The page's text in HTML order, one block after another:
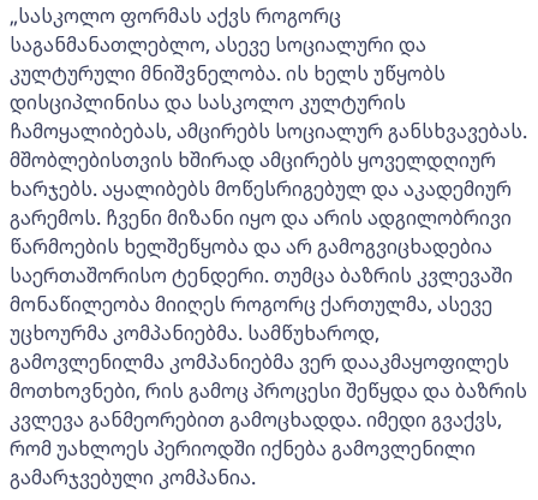
„სასკოლო ფორმას აქვს როგორც
საგანმანათლებლო, ასევე სოციალური და
კულტურული მნიშვნელობა. ის ხელს უწყობს
დისციპლინისა და სასკოლო კულტურის
ჩამოყალიბებას, ამცირებს სოციალურ განსხვავებას.
მშობლებისთვის ხშირად ამცირებს ყოველდღიურ
ხარჯებს. აყალიბებს მოწესრიგებულ და აკადემიურ
გარემოს. ჩვენი მიზანი იყო და არის ადგილობრივი
წარმოების ხელშეწყობა და არ გამოგვიცხადებია
საერთაშორისო ტენდერი. თუმცა ბაზრის კვლევაში
მონაწილეობა მიიღეს როგორც ქართულმა, ასევე
უცხოურმა კომპანიებმა. სამწუხაროდ,
გამოვლენილმა კომპანიებმა ვერ დააკმაყოფილეს
მოთხოვნები, რის გამოც პროცესი შეწყდა და ბაზრის
კვლევა განმეორებით გამოცხადდა. იმედი გვაქვს,
რომ უახლოეს პერიოდში იქნება გამოვლენილი
გამარჯვებული კომპანია.